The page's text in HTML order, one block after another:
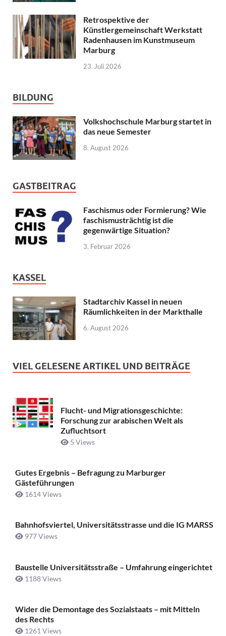
Retrospektive der
Künstlergemeinschaft Werkstatt
Radenhausen im Kunstmuseum
Marburg
23. Juli 2026
BILDUNG
Volkshochschule Marburg startet in
das neue Semester
8. August 2026
GASTBEITRAG
Faschismus oder Formierung? Wie
faschismusträchtig ist die
gegenwärtige Situation?
3. Februar 2026
KASSEL
Stadtarchiv Kassel in neuen
Räumlichkeiten in der Markthalle
6. August 2026
VIEL GELESENE ARTIKEL UND BEITRÄGE
Flucht- und Migrationsgeschichte:
Forschung zur arabischen Welt als
Zufluchtsort
5 Views
Gutes Ergebnis – Befragung zu Marburger
Gästeführungen
1614 Views
Bahnhofsviertel, Universitätsstrasse und die IG MARSS
977 Views
Baustelle Universitätsstraße ­– Umfahrung eingerichtet
1188 Views
Wider die Demontage des Sozialstaats – mit Mitteln
des Rechts
1261 Views